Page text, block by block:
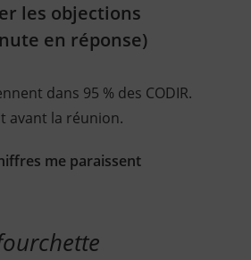
les objections
en réponse)
dans 95 % des CODIR.
avant la réunion.
me paraissent